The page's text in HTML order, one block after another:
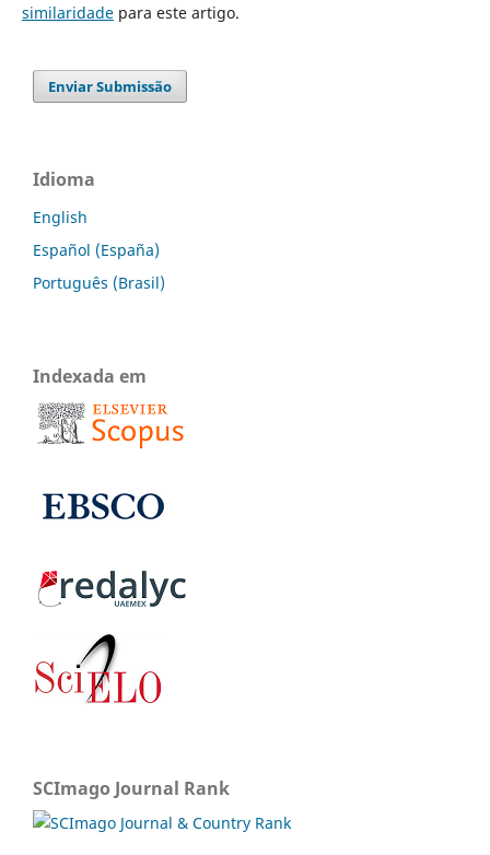
similaridadepara este artigo.
Enviar Submissão
Idioma
English
Español (España)
Português (Brasil)
Indexada em
SCImago Journal Rank